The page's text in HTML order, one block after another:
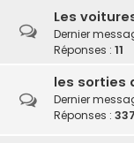
Les
Dernier
Réponses : 11
les sorties
Dernier
Réponses : 337